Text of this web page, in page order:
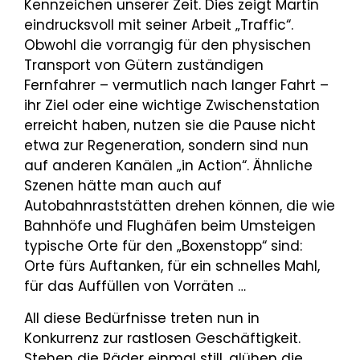
Kennzeichen unserer Zeit. Dies zeigt Martin
eindrucksvoll mit seiner Arbeit „Traffic“.
Obwohl die vorrangig für den physischen
Transport von Gütern zuständigen
Fernfahrer – vermutlich nach langer Fahrt –
ihr Ziel oder eine wichtige Zwischenstation
erreicht haben, nutzen sie die Pause nicht
etwa zur Regeneration, sondern sind nun
auf anderen Kanälen „in Action“. Ähnliche
Szenen hätte man auch auf
Autobahnraststätten drehen können, die wie
Bahnhöfe und Flughäfen beim Umsteigen
typische Orte für den „Boxenstopp“ sind:
Orte fürs Auftanken, für ein schnelles Mahl,
für das Auffüllen von Vorräten …
All diese Bedürfnisse treten nun in
Konkurrenz zur rastlosen Geschäftigkeit.